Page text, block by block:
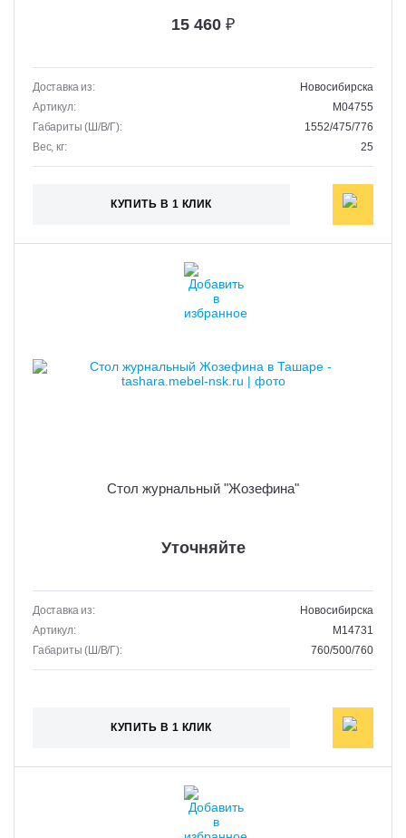
15 460 ₽
Доставка из:
Новосибирска
Артикул:
M04755
Габариты (Ш/В/Г):
1552/475/776
Вес, кг:
25
КУПИТЬ В 1 КЛИК
Стол журнальный "Жозефина"
Уточняйте
Доставка из:
Новосибирска
Артикул:
M14731
Габариты (Ш/В/Г):
760/500/760
КУПИТЬ В 1 КЛИК